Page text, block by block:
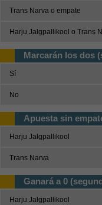
Trans Narva o empate
Harju Jalgpallikool o Trans
Marcarán los dos
Sí
No
Apuesta sin
Harju Jalgpallikool
Trans Narva
Ganará a 0
Harju Jalgpallikool